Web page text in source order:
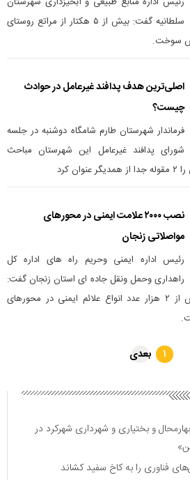
سلطانیه گفت: بیش از ۵ هکتار از مراتع روستای
سوخت.
اصلی‌ترین هدف پدافند غیرعامل در حوادث
چیست؟
فرماندار شهرستان طارم شامگاه دوشنبه در جلسه
شورای پدافند غیرعامل این شهرستان مباحث
کرد
نصب ۲۰۰۰ علامت ایمنی در محورهای
مواصلاتی زنجان
رئیس اداره ایمنی وحریم راه های اداره کل
راهداری وحمل ونقل جاده ای استان زنجان گفت:
از ابتدای سالجاری تاکنون بیش از ۲ هزار عدد انواع علائم ایمنی در محورهای
۱ بعدی
و بختیاری و شهرداری شهرکرد در
فناوری را به کاخ سفید کشاند